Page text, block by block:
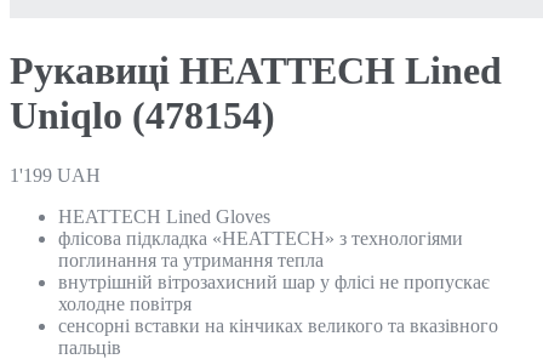
Рукавиці HEATTECH Lined
Uniqlo (478154)
1'199 UAH
HEATTECH Lined Gloves
флісова підкладка «HEATTECH» з технологіями
поглинання та утримання тепла
внутрішній вітрозахисний шар у флісі не пропускає
холодне повітря
сенсорні вставки на кінчиках великого та вказівного
пальців